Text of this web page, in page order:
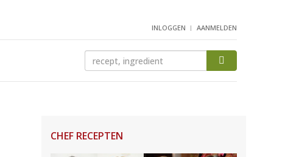
INLOGGEN AANMELDEN
CHEF RECEPTEN